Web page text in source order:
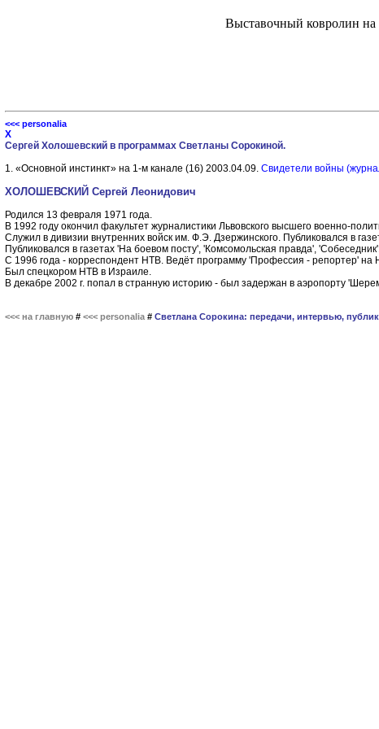
Выставочный ковролин на
<<< personalia
Х
Сергей Холошевский в программах Светланы Сорокиной.
1. «Основной инстинкт» на 1-м канале (16) 2003.04.09. Свидетели войны
ХОЛОШЕВСКИЙ Сергей Леонидович
Родился 13 февраля 1971 года.
В 1992 году окончил факультет журналистики Львовского высшего военно-
Служил в дивизии внутренних войск им. Ф.Э. Дзержинского. Публиковался в
Публиковался в газетах 'На боевом посту', 'Комсомольская правда',
С 1996 года - корреспондент НТВ. Ведёт программу 'Профессия - репортер' на
Был спецкором НТВ в Израиле.
В декабре 2002 г. попал в странную историю - был задержан в аэропорту
<<< на главную # <<< personalia # Светлана Сорокина: передачи, интервью,